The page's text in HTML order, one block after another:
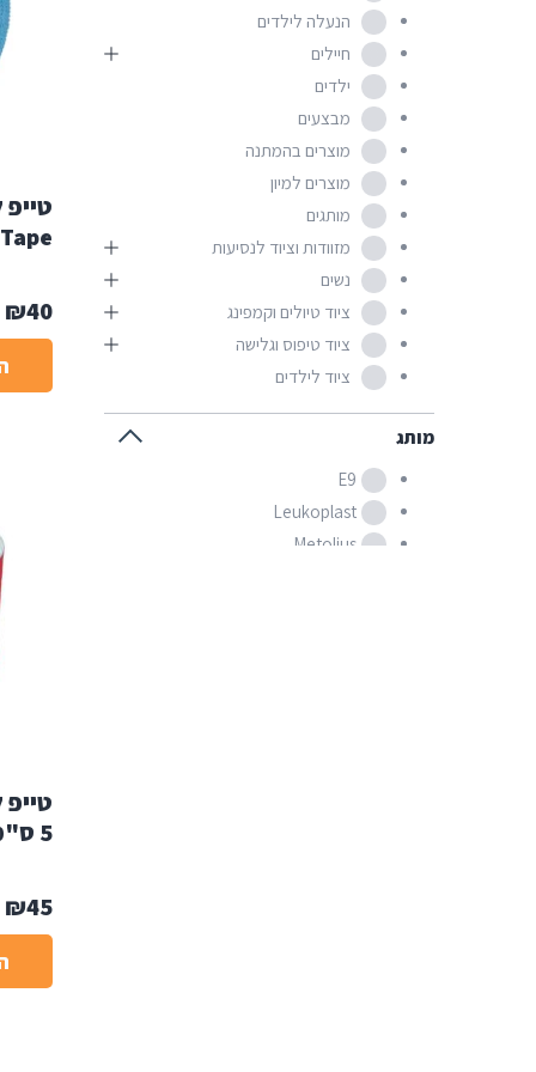
₪40
₪45
5 ס"מ
הנעלה לילדים
חיילים
ילדים
מבצעים
מוצרים בהמתנה
מוצרים למיון
מותגים
מזוודות וציוד לנסיעות
נשים
ציוד טיולים וקמפינג
ציוד טיפוס וגלישה
ציוד לילדים
מותג
E9
Leukoplast
Metolius